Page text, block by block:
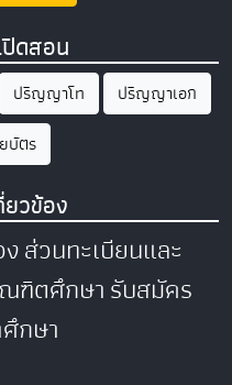
ดสอน
ปริญญาโท
ปริญญาเอก
บัตร
ยวข้อง
ส่วนทะเบียนและ
ฑิตศึกษารับสมัคร
กษา